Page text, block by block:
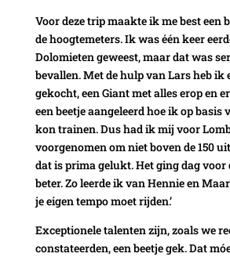
Voor deze trip maakte ik me best een
de hoogtemeters. Ik was één keer
Dolomieten geweest, maar dat was
bevallen. Met de hulp van Lars heb ik
gekocht, een Giant met alles erop en
een beetje aangeleerd hoe ik op
kon trainen. Dus had ik mij voor
voorgenomen om niet boven de 150
dat is prima gelukt. Het ging dag voor
beter. Zo leerde ik van Hennie en
je eigen tempo moet rijden.’
Exceptionele talenten zijn, zoals we
constateerden, een beetje gek. Dat